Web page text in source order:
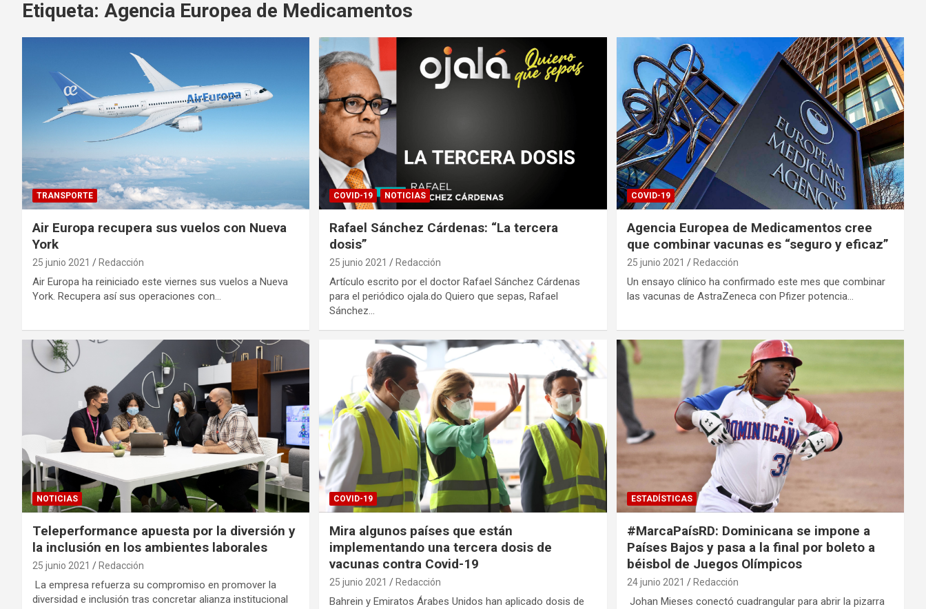
Etiqueta: Agencia Europea de Medicamentos
TRANSPORTE
Air Europa recupera sus vuelos con Nueva
York
25 junio 2021 Redacción
Air Europa ha reiniciado este viernes sus vuelos a Nueva
York. Recupera así sus operaciones con…
COVID-19 NOTICIAS
Rafael Sánchez Cárdenas: “La tercera
dosis”
25 junio 2021 Redacción
Artículo escrito por el doctor Rafael Sánchez Cárdenas
para el periódico ojala.do Quiero que sepas, Rafael
Sánchez…
COVID-19
Agencia Europea de Medicamentos cree
que combinar vacunas es “seguro y eficaz”
25 junio 2021 Redacción
Un ensayo clínico ha confirmado este mes que combinar
las vacunas de AstraZeneca con Pfizer potencia…
NOTICIAS
Teleperformance apuesta por la diversión y
la inclusión en los ambientes laborales
25 junio 2021 Redacción
La empresa refuerza su compromiso en promover la
diversidad e inclusión tras concretar alianza institucional
COVID-19
Mira algunos países que están
implementando una tercera dosis de
vacunas contra Covid-19
25 junio 2021 Redacción
Bahrein y Emiratos Árabes Unidos han aplicado dosis de
ESTADÍSTICAS
#MarcaPaísRD: Dominicana se impone a
Países Bajos y pasa a la final por boleto a
béisbol de Juegos Olímpicos
24 junio 2021 Redacción
Johan Mieses conectó cuadrangular para abrir la pizarra